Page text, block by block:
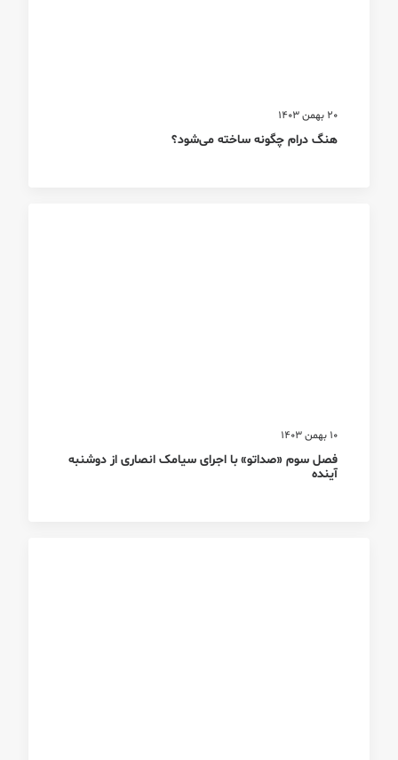
20 بهمن 1403
هنگ درام چگونه ساخته می‌شود؟
10 بهمن 1403
فصل سوم «صداتو» با اجرای سیامک انصاری از دوشنبه
آینده